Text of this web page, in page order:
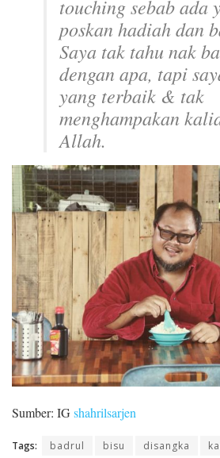
touchingsebab ada
poskan hadiah dan
Saya tak tahu nak
dengan apa, tapi
yang terbaik & tak
menghampakan
Allah.
Sumber: IGshahrilsarjen
Tags: badrul bisu disangka